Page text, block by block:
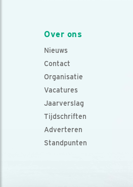
Over ons
Nieuws
Contact
Organisatie
Vacatures
Jaarverslag
Tijdschriften
Adverteren
Standpunten